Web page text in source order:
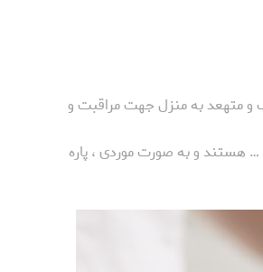
و متهعد به منزل جهت مراقبت و
هستند و به صورت موردی ، پاره